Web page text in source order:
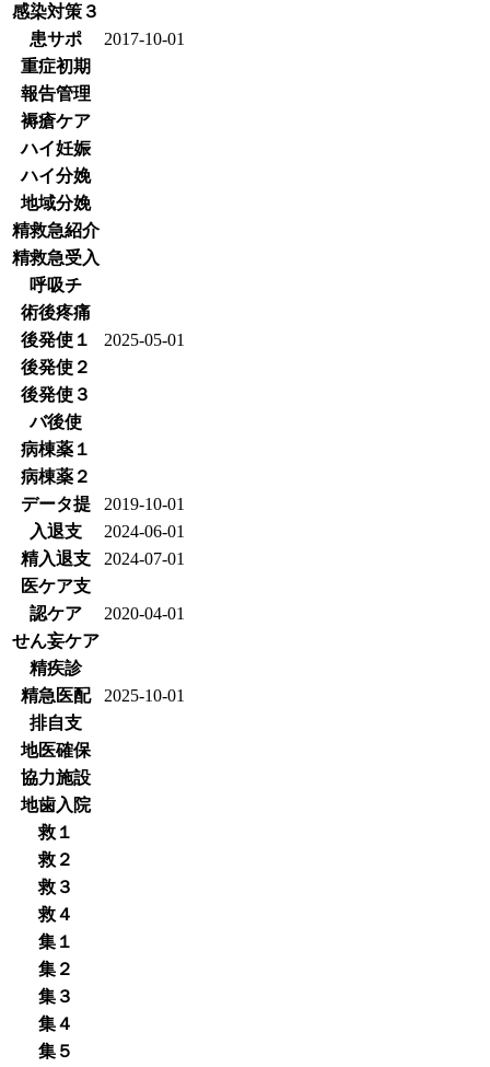
感染対策３
患サポ
2017-10-01
重症初期
報告管理
褥瘡ケア
ハイ妊娠
ハイ分娩
地域分娩
精救急紹介
精救急受入
呼吸チ
術後疼痛
後発使１
2025-05-01
後発使２
後発使３
バ後使
病棟薬１
病棟薬２
データ提
2019-10-01
入退支
2024-06-01
精入退支
2024-07-01
医ケア支
認ケア
2020-04-01
せん妄ケア
精疾診
精急医配
2025-10-01
排自支
地医確保
協力施設
地歯入院
救１
救２
救３
救４
集１
集２
集３
集４
集５